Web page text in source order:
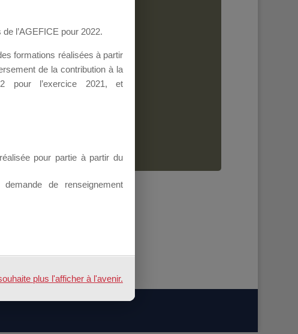
du Dirigeant.
question.
2018
l’AGEFICE pour 2022.
formations réalisées à partir
de la contribution à la
pour l’exercice 2021, et
pour partie à partir du
de renseignement
plus l'afficher à l'avenir.